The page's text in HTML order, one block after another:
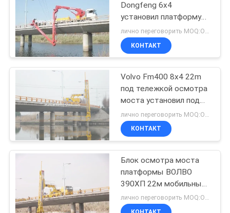
под кораблем
осмотра моста
под платформой
моста
11
Dongfeng 6x4
установил платформу
16m 270HP доступа
КОНТАКТ
Volvo Fm400 8x4 22m
под тележкой осмотра
моста установил под
платформой доступа
моста
КОНТАКТ
Блок осмотра моста
платформы ВОЛВО
390ХП 22м мобильный
для моста проверяет лично переговорить MOQ:Отсутствие лимитированного